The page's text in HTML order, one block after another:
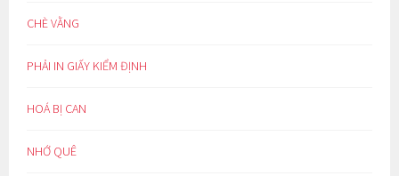
CHÈ VẰNG
PHẢI IN GIẤY KIỂM ĐỊNH
HOÁ BỊ CAN
NHỚ QUÊ